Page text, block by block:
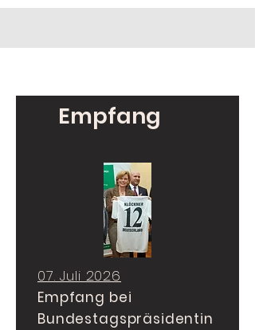
Empfang
07. Juli 2026
Empfang bei
Bundestagspräsidentin